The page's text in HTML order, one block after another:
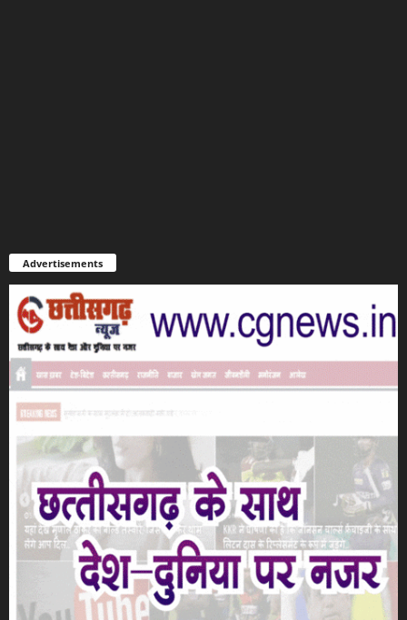
Advertisements